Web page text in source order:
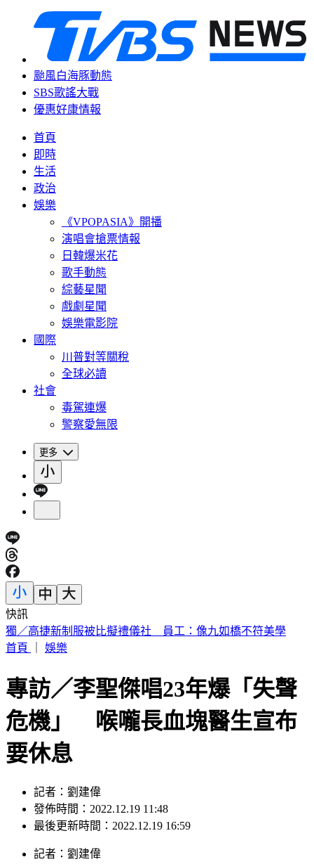
颱風白海豚動態
SBS歌謠大戰
優惠好康情報
首頁
即時
生活
政治
娛樂
《VPOPASIA》開播
演唱會搶票情報
日韓爆米花
歌手動態
綜藝星聞
戲劇星聞
娛樂電影院
國際
川普對等關稅
全球必讀
社會
毒駕連爆
警察愛無限
更多
快訊
富婆砸錢當女主「強加60場吻戲」 男星崩潰發聲：往我嘴裡
伸舌頭
專訪／李聖傑唱23年爆「失聲
危機」 喉嚨長血塊醫生宣布
要休息
記者：劉建偉
發佈時間：2022.12.19 11:48